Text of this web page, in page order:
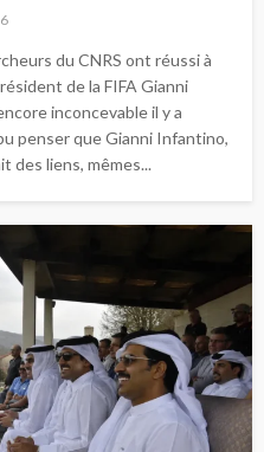
du CNRS ont réussi à
de la FIFA Gianni
inconcevable il y a
penser que Gianni Infantino,
des liens, mêmes...